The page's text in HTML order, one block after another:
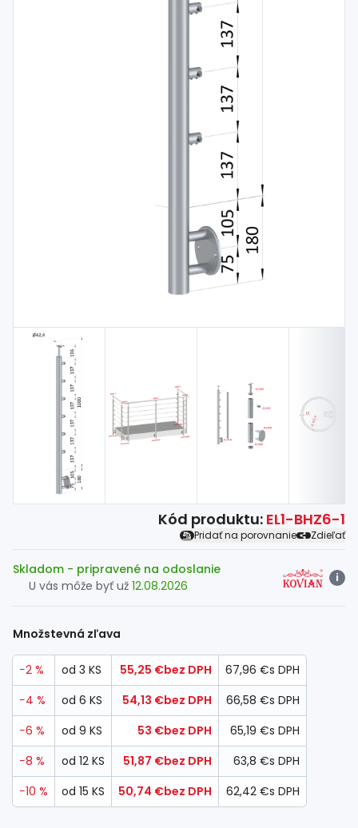
Kód produktu: EL1-BHZ6-1
Pridať na porovnanie Zdieľať
Skladom - pripravené na odoslanie
U vás môže byť už 12.08.2026
i
Množstevná zľava
−2 % od 3 KS 55,25 €bez DPH 67,96 €s DPH
−4 %
od 6 KS 54,13 €bez DPH 66,58 €s DPH
−6 %
od 9 KS 53 €bez DPH 65,19 €s DPH
−8 %
od 12 KS 51,87 €bez DPH 63,8 €s DPH
−10 %
od 15 KS 50,74 €bez DPH 62,42 €s DPH